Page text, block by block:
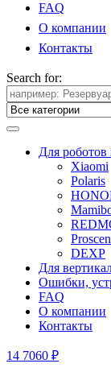
FAQ
О компании
Контакты
Search for:
Для роботов
Xiaomi
Polaris
DEXP
Для
Ошибки,
FAQ
О компании
Контакты
14 7060 ₽